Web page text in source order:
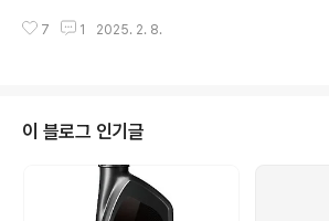
모두 다 고체왁스를 먹여 주었습니다. 사이드 가니쉬와 타
해 주었었는데, 해당 내용이 궁금하면... 아래 글에서 읽어
에는 Kixx PAO1 0W-30으로 교환을 하였습니다.바로 아
래 오일입니다. 기존에도 Kixx PAO1으로 교환한 적이 있
었는데, 기존은 구형이였고 이번에는 신형으로 갈았습니
다. 그러고 보니 Kixx PAO1을 꾸준히 써왔네요.기존에도
몇 번 디자인이 바뀌긴 했지만..
7 1 2025. 2. 8.
이 블로그 인기글